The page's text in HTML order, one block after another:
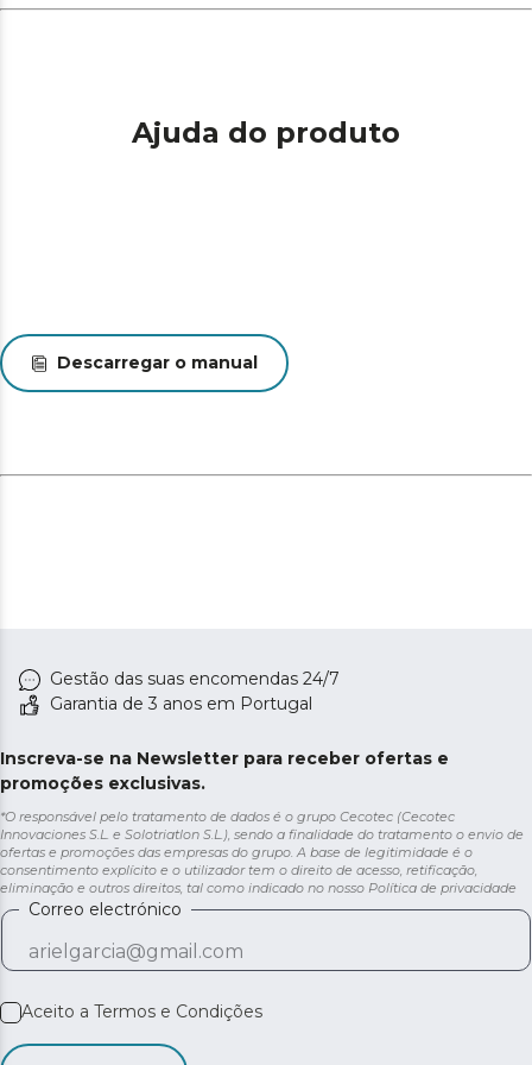
além do chão.
Ajuda do produto
Descarregar o manual
Gestão das suas encomendas 24/7
Garantia de 3 anos em Portugal
Inscreva-se na Newsletter para receber ofertas e
promoções exclusivas.
*O responsável pelo tratamento de dados é o grupo Cecotec (Cecotec
Innovaciones S.L. e Solotriatlon S.L.), sendo a finalidade do tratamento o envio de
ofertas e promoções das empresas do grupo. A base de legitimidade é o
consentimento explícito e o utilizador tem o direito de acesso, retificação,
eliminação e outros direitos, tal como indicado no nosso Política de privacidade
Correo electrónico
Aceito a Termos e Condições